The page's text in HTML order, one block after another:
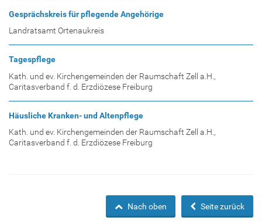
Gesprächskreis für pflegende Angehörige
Landratsamt Ortenaukreis
Tagespflege
Kath. und ev. Kirchengemeinden der Raumschaft Zell a.H.,
Caritasverband f. d. Erzdiözese Freiburg
Häusliche Kranken- und Altenpflege
Kath. und ev. Kirchengemeinden der Raumschaft Zell a.H.,
Caritasverband f. d. Erzdiözese Freiburg
Seite zurück
Nach oben